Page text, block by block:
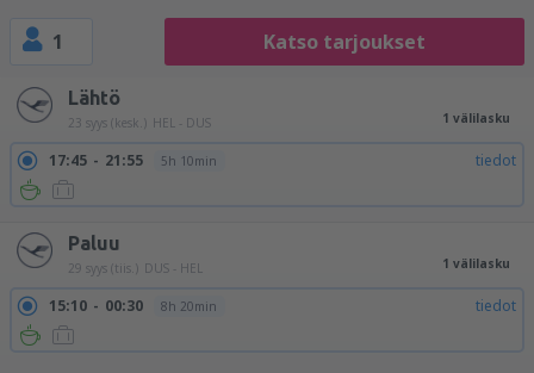
1 Katso tarjoukset
Lähtö
23 syys (kesk.) HEL - DUS 1 välilasku
17:45 21:55 5h 10min tiedot
Paluu
29 syys (tiis.) DUS - HEL 1 välilasku
15:10 00:30 8h 20min tiedot